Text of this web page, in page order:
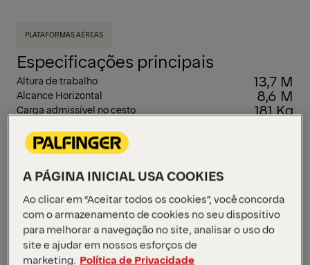
PLATAFORMAS AÉREAS
Especificações principais
Altura de trabalho 13,7 M
Alcance Horizontal 8,6 M
Carga admissível no cesto 181 Kg
A PALFINGER incorpora à sua linha de produtos o
novo Cesto Aéreo PB 13 AT I. Este modelo telescópico
articulado é um equipamento inovador, pronto para
realizar de forma segura operações em altura.
Abrir diagramas
Pedir orçamento
A PÁGINA INICIAL USA COOKIES
Ao clicar em “Aceitar todos os cookies”, você concorda
com o armazenamento de cookies no seu dispositivo
para melhorar a navegação no site, analisar o uso do
site e ajudar em nossos esforços de
marketing. Política de Privacidade